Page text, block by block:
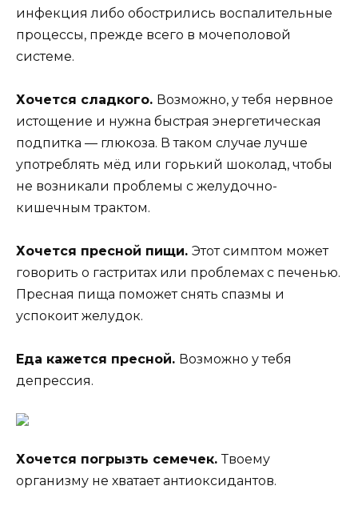
инфекция либо обострились воспалительные
процессы, прежде всего в мочеполовой
системе.
Хочется сладкого. Возможно, у тебя нервное
истощение и нужна быстрая энергетическая
подпитка — глюкоза. В таком случае лучше
употреблять мёд или горький шоколад, чтобы
не возникали проблемы с желудочно-
кишечным трактом.
Хочется пресной пищи. Этот симптом может
говорить о гастритах или проблемах с печенью.
Пресная пища поможет снять спазмы и
успокоит желудок.
Еда кажется пресной. Возможно у тебя
депрессия.
Хочется погрызть семечек.Твоему
организму не хватает антиоксидантов.